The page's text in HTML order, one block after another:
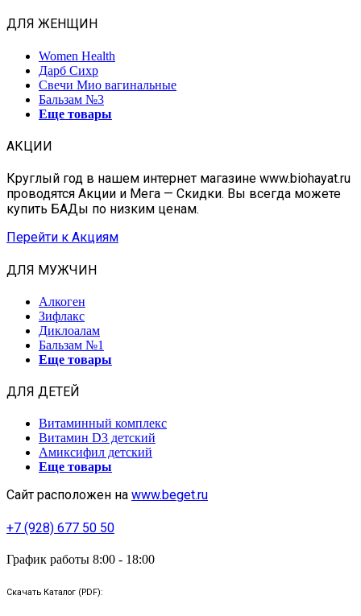
ДЛЯ ЖЕНЩИН
Women Health
Дарб Сихр
Свечи Мио вагинальные
Бальзам №3
Еще товары
АКЦИИ
Круглый год в нашем интернет магазине www.biohayat.ru
проводятся Акции и Мега — Скидки. Вы всегда можете
купить БАДы по низким ценам.
Перейти к Акциям
ДЛЯ МУЖЧИН
Алкоген
Зифлакс
Диклоалам
Бальзам №1
Еще товары
ДЛЯ ДЕТЕЙ
Витаминный комплекс
Витамин D3 детский
Амиксифил детский
Еще товары
Сайт расположен на www.beget.ru
+7 (928) 677 50 50
График работы 8:00 - 18:00
Скачать Каталог (PDF):